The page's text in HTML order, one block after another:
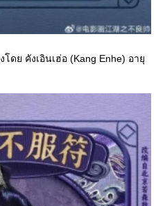
ดย คังเอินเฮ่อ (Kang Enhe) อายุ